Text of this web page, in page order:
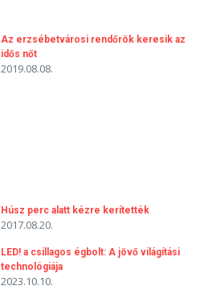
Az erzsébetvárosi rendőrök keresik az
idős nőt
2019.08.08.
Húsz perc alatt kézre kerítették
2017.08.20.
LED! a csillagos égbolt: A jövő világítási
technológiája
2023.10.10.